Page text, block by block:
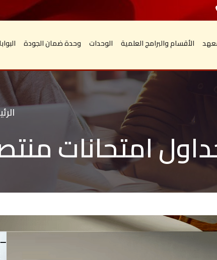
الأقسام والبرامج العلمية الوحدات وحدة ضمان الجودة
امتحانات